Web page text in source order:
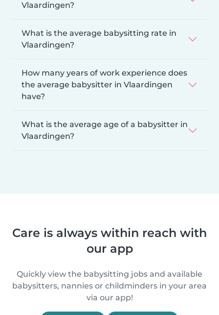
Vlaardingen?
What is the average babysitting rate in
Vlaardingen?
How many years of work experience does
the average babysitter in Vlaardingen
have?
What is the average age of a babysitter in
Vlaardingen?
Care is always within reach with
our app
Quickly view the babysitting jobs and available
babysitters, nannies or childminders in your area
via our app!